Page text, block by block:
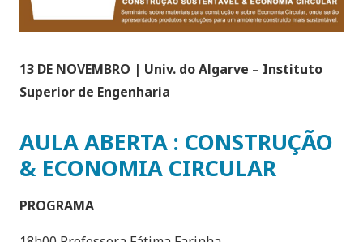
13 DE NOVEMBRO | Univ. do Algarve – Instituto
Superior de Engenharia
AULA ABERTA : CONSTRUÇÃO
& ECONOMIA CIRCULAR
PROGRAMA